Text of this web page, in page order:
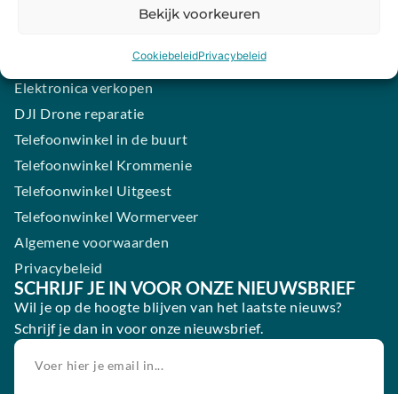
Bekijk voorkeuren
CookiebeleidPrivacybeleid
Samsung smartphone laten maken
Elektronica verkopen
DJI Drone reparatie
Telefoonwinkel in de buurt
Telefoonwinkel Krommenie
Telefoonwinkel Uitgeest
Telefoonwinkel Wormerveer
Algemene voorwaarden
Privacybeleid
SCHRIJF JE IN VOOR ONZE NIEUWSBRIEF
Wil je op de hoogte blijven van het laatste nieuws?
Schrijf je dan in voor onze nieuwsbrief.